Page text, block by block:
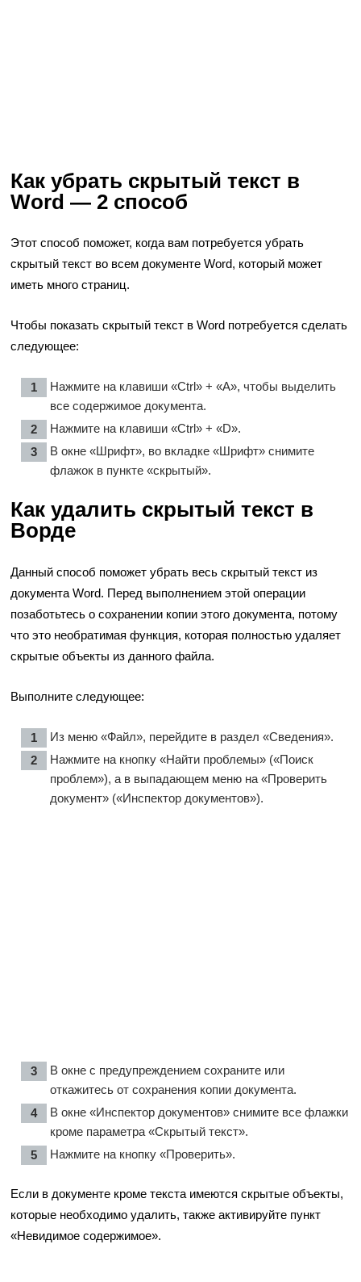
Как убрать скрытый текст в
Word — 2 способ
Этот способ поможет, когда вам потребуется убрать
скрытый текст во всем документе Word, который может
иметь много страниц.
Чтобы показать скрытый текст в Word потребуется сделать
следующее:
Нажмите на клавиши «Ctrl» + «A», чтобы выделить
все содержимое документа.
Нажмите на клавиши «Ctrl» + «D».
В окне «Шрифт», во вкладке «Шрифт» снимите
флажок в пункте «скрытый».
Как удалить скрытый текст в
Ворде
Данный способ поможет убрать весь скрытый текст из
документа Word. Перед выполнением этой операции
позаботьтесь о сохранении копии этого документа, потому
что это необратимая функция, которая полностью удаляет
скрытые объекты из данного файла.
Выполните следующее:
Из меню «Файл», перейдите в раздел «Сведения».
Нажмите на кнопку «Найти проблемы» («Поиск
проблем»), а в выпадающем меню на «Проверить
документ» («Инспектор документов»).
В окне с предупреждением сохраните или
откажитесь от сохранения копии документа.
В окне «Инспектор документов» снимите все флажки
кроме параметра «Скрытый текст».
Нажмите на кнопку «Проверить».
Если в документе кроме текста имеются скрытые объекты,
которые необходимо удалить, также активируйте пункт
«Невидимое содержимое».